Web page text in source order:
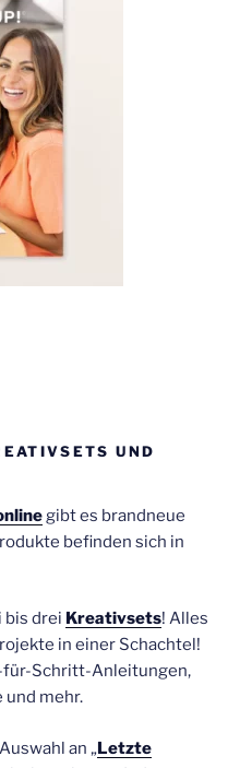
UND
gibt es brandneue
befinden sich in
bis drei Kreativsets! Alles
in einer Schachtel!
Schritt-Anleitungen,
mehr.
an „Letzte